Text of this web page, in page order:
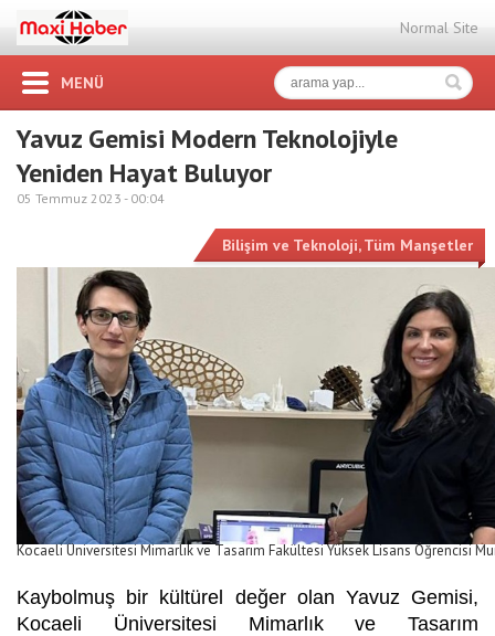
Normal Site
MENÜ
Yavuz Gemisi Modern Teknolojiyle
Yeniden Hayat Buluyor
05 Temmuz 2023 - 00:04
Bilişim ve Teknoloji,Tüm Manşetler
Kocaeli Üniversitesi Mimarlık ve Tasarım Fakültesi Yüksek Lisans Öğrencisi
Kaybolmuş bir kültürel değer olan Yavuz Gemisi,
Kocaeli Üniversitesi Mimarlık ve Tasarım